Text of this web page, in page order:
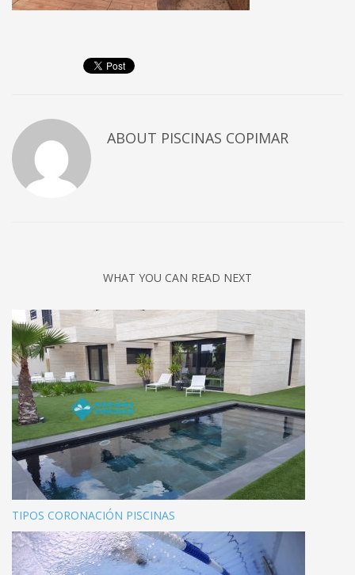
ABOUT PISCINAS COPIMAR
WHAT YOU CAN READ NEXT
TIPOS CORONACIÓN PISCINAS